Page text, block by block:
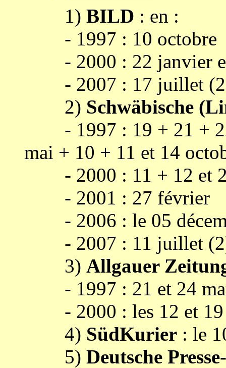
1) BILD : en :
- 1997 : 10 octobre
- 2000 : 22 janvier
- 2007 : 17 juillet
2) Schwäbische
- 1997 : 19 + 21 +
mai + 10 + 11 et 14
- 2000 : 11 + 12 et
- 2001 : 27 février
- 2006 : le 05
- 2007 : 11 juillet
3) Allgauer
- 1997 : 21 et 24
- 2000 : les 12 et 19
4) SüdKurier : le
5) Deutsche